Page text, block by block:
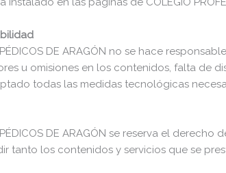
DE ARAGÓN no se hace
u omisiones en los contenidos, falta de
todas las medidas tecnológicas
DE ARAGÓN se reserva el
tanto los contenidos y servicios que se